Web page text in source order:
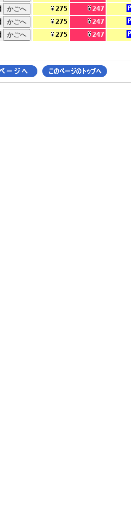
275 247
275 247
275 247